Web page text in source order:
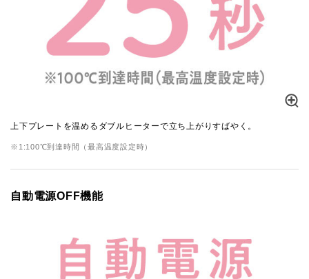
上下プレートを温めるダブルヒーターで立ち上がりすばやく。
※1:100℃到達時間（最高温度設定時）
自動電源OFF機能